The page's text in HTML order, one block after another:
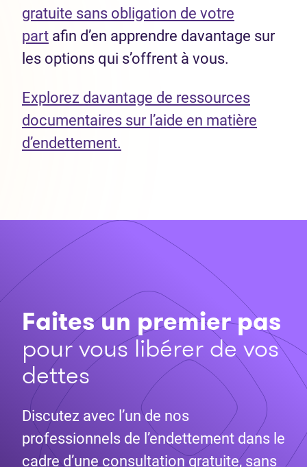
gratuite sans obligation de votre
part afin d’en apprendre davantage sur
les options qui s’offrent à vous.
Explorez davantage de ressources
documentaires sur l’aide en matière
d’endettement.
Faites un premier pas
pour vous libérer de vos
dettes
Discutez avec l’un de nos
professionnels de l’endettement dans le
cadre d’une consultation gratuite, sans